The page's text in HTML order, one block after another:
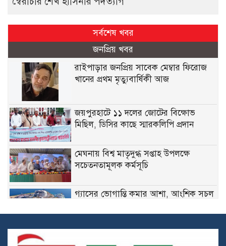
সর্বশেষ খবর
জনপ্রিয় খবর
রাইপাড়ার জনপ্রিয় সাবেক মেম্বার ফিরোজ
খানের প্রথম মৃত্যুবার্ষিকী আজ
জয়পুরহাটে ১১ দলের জোটের বিক্ষোভ
মিছিল, ডিসির কাছে স্মারকলিপি প্রদান
মেঘনায় বিশ্ব মাতৃদুগ্ধ সপ্তাহ উপলক্ষে
সচেতনতামূলক কর্মসূচি
গ্যাসের ভোগান্তি কমার আশা, আংশিক সচল